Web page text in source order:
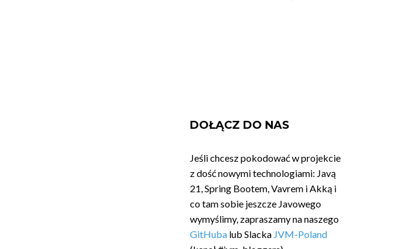
DOŁĄCZ DO NAS
Jeśli chcesz pokodować w projekcie
z dość nowymi technologiami: Javą
21, Spring Bootem, Vavrem i Akką i
co tam sobie jeszcze Javowego
wymyślimy, zapraszamy na naszego
GitHuba lub Slacka JVM-Poland